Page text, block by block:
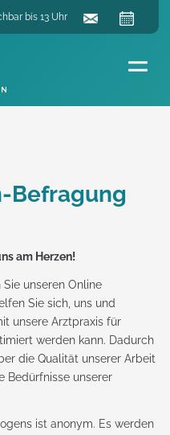
bis 13 Uhr
Befragung
am Herzen!
unseren Online
Sie sich, uns und
unsere Arztpraxis für
werden kann. Dadurch
die Qualität unserer Arbeit
Bedürfnisse unserer
ist anonym. Es werden